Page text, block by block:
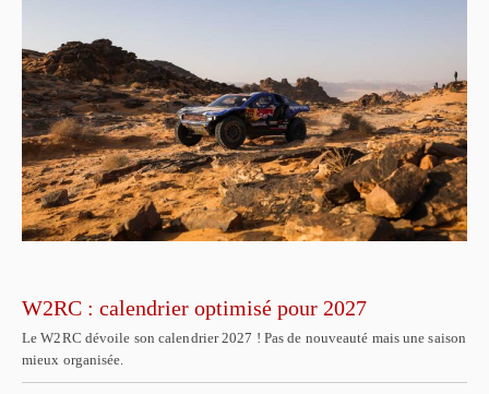
W2RC : calendrier optimisé pour 2027
Le W2RC dévoile son calendrier 2027 ! Pas de nouveauté mais une saison
mieux organisée.